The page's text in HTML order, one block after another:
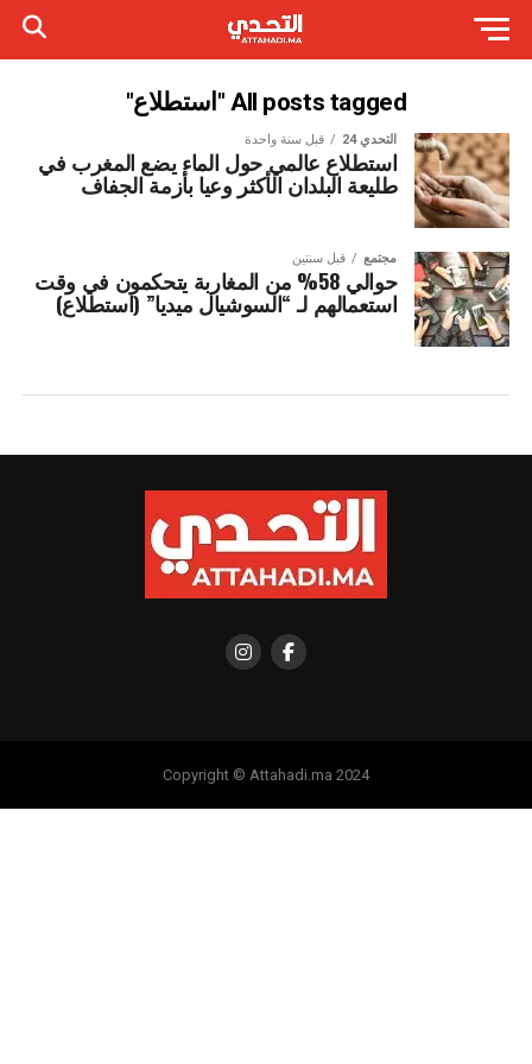
All posts tagged "استطلاع"
التحدي 24 قبل سنة واحدة
استطلاع عالمي حول الماء يضع المغرب في
طليعة البلدان الأكثر وعيا بأزمة الجفاف
مجتمع قبل سنتين
حوالي 58% من المغاربة يتحكمون في وقت
استعمالهم لـ “السوشيال ميديا” (استطلاع)
Copyright © Attahadi.ma 2024